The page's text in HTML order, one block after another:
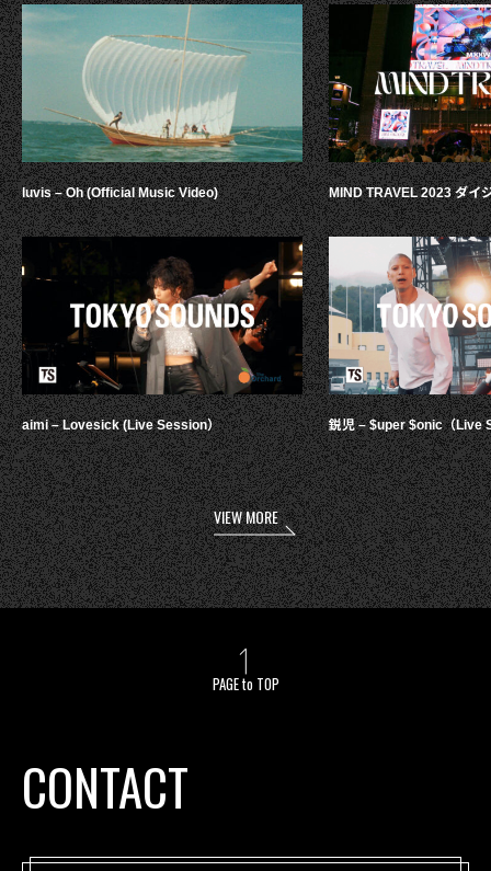
luvis – Oh (Official Music Video)
aimi – Lovesick (Live Session）
MIND TRAVEL 2023 ダイ
鋭児 – $uper $onic（Live
VIEW MORE
PAGE to TOP
CONTACT